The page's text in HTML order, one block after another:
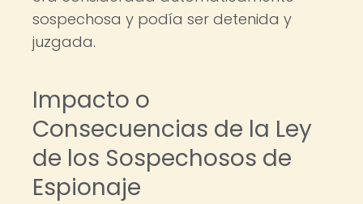
sospechosa y podía ser detenida y
juzgada.
Impacto o
Consecuencias de la Ley
de los Sospechosos de
Espionaje